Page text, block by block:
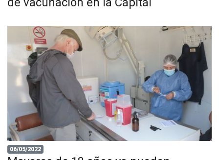
06/05/2022